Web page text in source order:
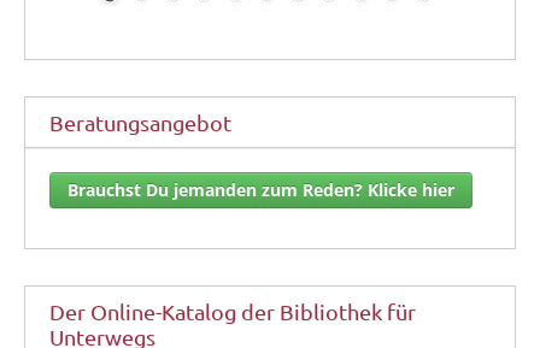
Beratungsangebot
Brauchst Du jemanden zum Reden? Klicke hier
Der Online-Katalog der Bibliothek für
Unterwegs